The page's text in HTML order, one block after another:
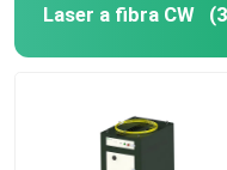
Laser a fibra CW